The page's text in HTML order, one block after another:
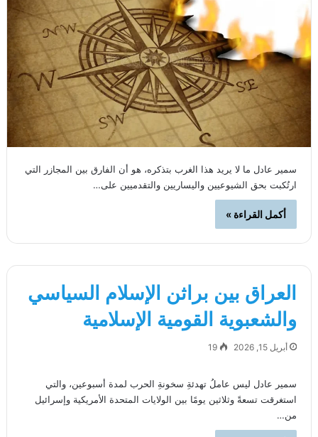
سمير عادل ما لا يريد هذا الغرب بتذكره، هو أن الفارق بين المجازر التي
ارتُكبت بحق الشيوعيين واليساريين والتقدميين على…
أكمل القراءة »
العراق بين براثن الإسلام السياسي
والشعبوية القومية الإسلامية
أبريل 15, 2026 19
سمير عادل ليس عاملُ تهدئةِ سخونةِ الحرب لمدة أسبوعين، والتي
استغرقت تسعةً وثلاثين يومًا بين الولايات المتحدة الأمريكية وإسرائيل
من…